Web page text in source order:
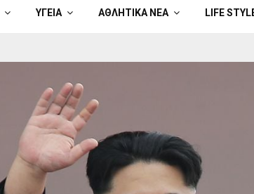
ΥΓΕΊΑ ΑΘΛΗΤΙΚΆ ΝΈΑ LIFE